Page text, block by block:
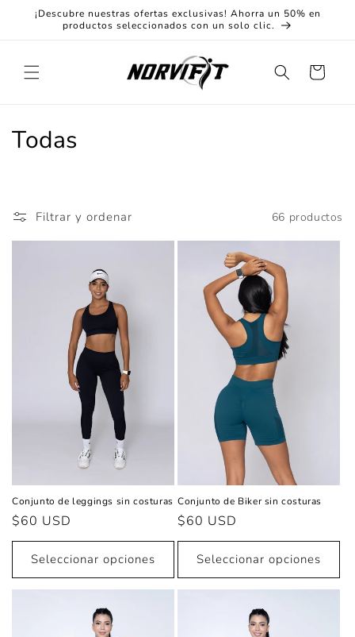
directamente
al contenido
¡Descubre nuestras ofertas exclusivas! Ahorra un 50% en
productos seleccionados con un solo clic.
Carrito
C
e
Todas
Filtrar y ordenar 66 productos
Conjunto de leggings sin costuras
Precio
habitual
$60 USD
Seleccionar opciones
Conjunto de Biker sin costuras
Precio
habitual
$60 USD
Seleccionar opciones